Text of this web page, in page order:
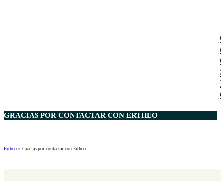
GRACIAS POR CONTACTAR CON ERTHEO
Ertheo » Gracias por contactar con Ertheo